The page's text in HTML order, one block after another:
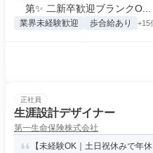
第✨ 二新卒歓迎ブランクO...
業界未経験歓迎 歩合給あり +15
正社員
生涯設計デザイナー
第一生命保険株式会社
【未経験OK｜土日祝休みで年